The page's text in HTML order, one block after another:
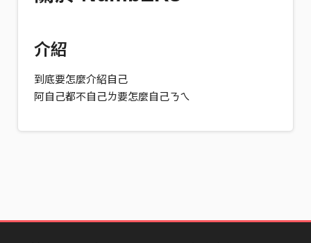
介紹
到底要怎麼介紹自己
阿自己都不自己ㄌ要怎麼自己ㄋㄟ